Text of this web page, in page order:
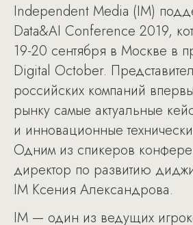
Independent Media (IM)
Data&AI Conference 2019,
19-20 сентября в Москве в
Digital October.
российских компаний
рынку самые актуальные
и инновационные
Одним из спикеров
директор по развитию
IM Ксения Александрова.
IM — один из ведущих